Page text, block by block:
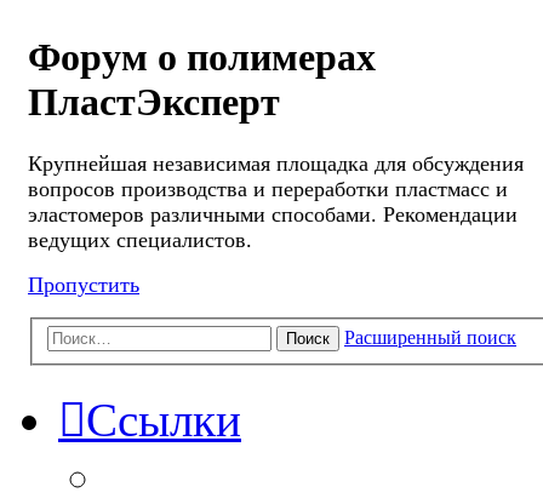
Форум о полимерах
ПластЭксперт
Крупнейшая независимая площадка для обсуждения
вопросов производства и переработки пластмасс и
эластомеров различными способами. Рекомендации
ведущих специалистов.
Пропустить
Поиск Расширенный поиск
Ссылки